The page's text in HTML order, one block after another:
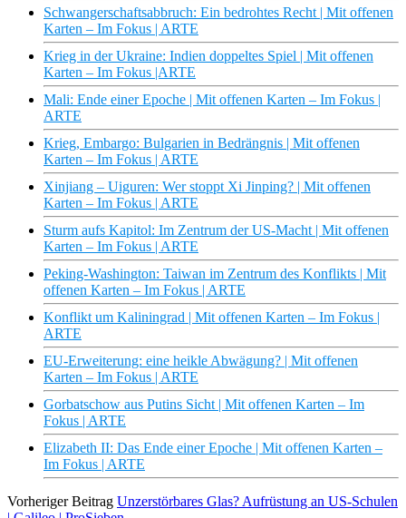
Schwangerschaftsabbruch: Ein bedrohtes Recht | Mit offenen
Karten – Im Fokus | ARTE
Krieg in der Ukraine: Indien doppeltes Spiel | Mit offenen
Karten – Im Fokus |ARTE
Mali: Ende einer Epoche | Mit offenen Karten – Im Fokus |
ARTE
Krieg, Embargo: Bulgarien in Bedrängnis | Mit offenen
Karten – Im Fokus | ARTE
Xinjiang – Uiguren: Wer stoppt Xi Jinping? | Mit offenen
Karten – Im Fokus | ARTE
Sturm aufs Kapitol: Im Zentrum der US-Macht | Mit offenen
Karten – Im Fokus | ARTE
Peking-Washington: Taiwan im Zentrum des Konflikts | Mit
offenen Karten – Im Fokus | ARTE
Konflikt um Kaliningrad | Mit offenen Karten – Im Fokus |
ARTE
EU-Erweiterung: eine heikle Abwägung? | Mit offenen
Karten – Im Fokus | ARTE
Gorbatschow aus Putins Sicht | Mit offenen Karten – Im
Fokus | ARTE
Elizabeth II: Das Ende einer Epoche | Mit offenen Karten –
Im Fokus | ARTE
Vorheriger Beitrag Unzerstörbares Glas? Aufrüstung an US-Schulen